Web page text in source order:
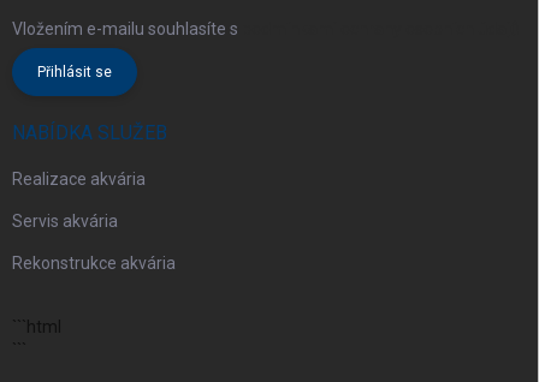
Vložením e-mailu souhlasíte s
Přihlásit se
NABÍDKA SLUŽEB
Realizace akvária
Servis akvária
Rekonstrukce akvária
```html
```